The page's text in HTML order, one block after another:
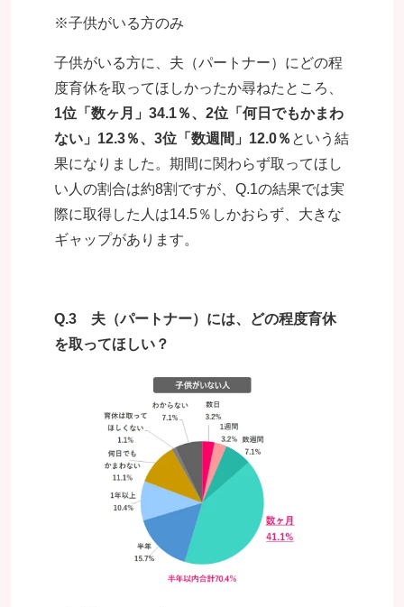
※子供がいる方のみ
子供がいる方に、夫（パートナー）にどの程
度育休を取ってほしかったか尋ねたところ、
1位「数ヶ月」34.1％、2位「何日でもかまわ
ない」12.3％、3位「数週間」12.0％ という結
果になりました。期間に関わらず取ってほし
い人の割合は約8割ですが、Q.1の結果では実
際に取得した人は14.5％しかおらず、大きな
ギャップがあります。
Q.3 夫（パートナー）には、どの程度育休
を取ってほしい？